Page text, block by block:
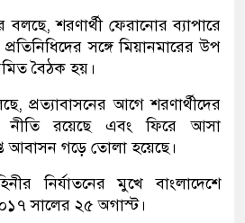
বলছে, শরণার্থী ফেরানোর ব্যাপারে
সঙ্গে মিয়ানমারের উপ
বৈঠক হয়।
প্রত্যাবাসনের আগে শরণার্থীদের
নীতি রয়েছে এবং ফিরে আসা
আবাসন গড়ে তোলা হয়েছে।
নির্যাতনের মুখে বাংলাদেশে
সালের ২৫ অগাস্ট।